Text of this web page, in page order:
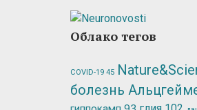
Облако тегов
COVID-19 45
болезнь